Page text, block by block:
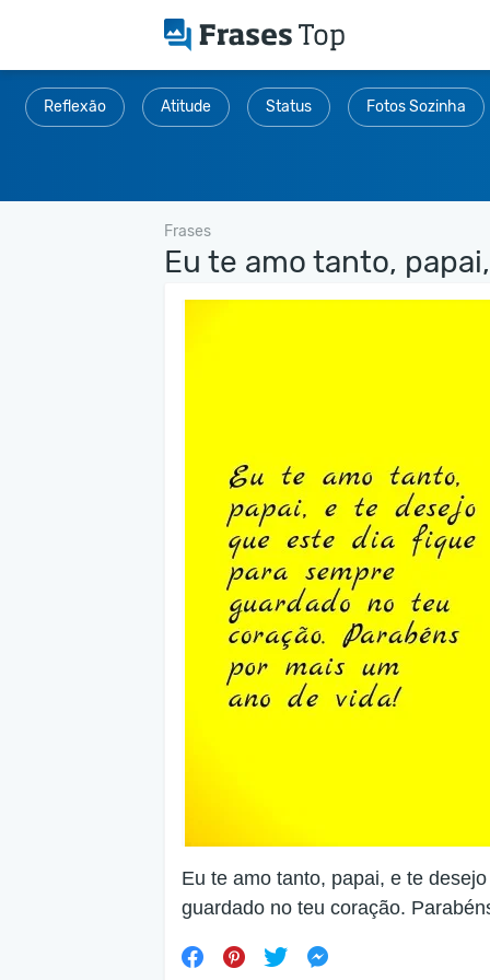
Reflexão Atitude Status Fotos Sozinha
Frases
Eu te amo tanto,
Eu te amo tanto, papai, e te
guardado no teu coração.